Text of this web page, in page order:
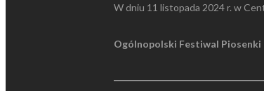
W dniu 11 listopada 2024 r. w
Ogólnopolski Festiwal Piosenki